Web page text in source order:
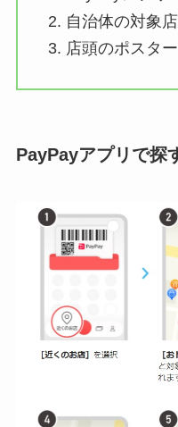
自治体の対象
店頭のポスタ
PayPayアプリで探